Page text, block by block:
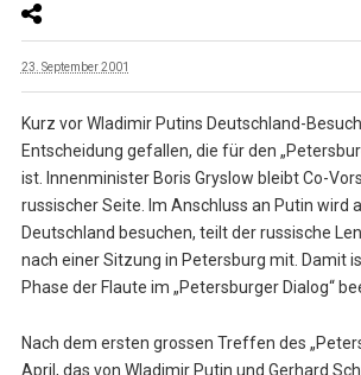
23. September 2001
Kurz vor Wladimir Putins Deutschland-
Entscheidung gefallen, die für den
ist. Innenminister Boris Gryslow bleibt Co-
russischer Seite. Im Anschluss an Putin wird
Deutschland besuchen, teilt der russische
nach einer Sitzung in Petersburg mit. Damit
Phase der Flaute im „Petersburger Dialog“
Nach dem ersten grossen Treffen des
April, das von Wladimir Putin und Gerhard